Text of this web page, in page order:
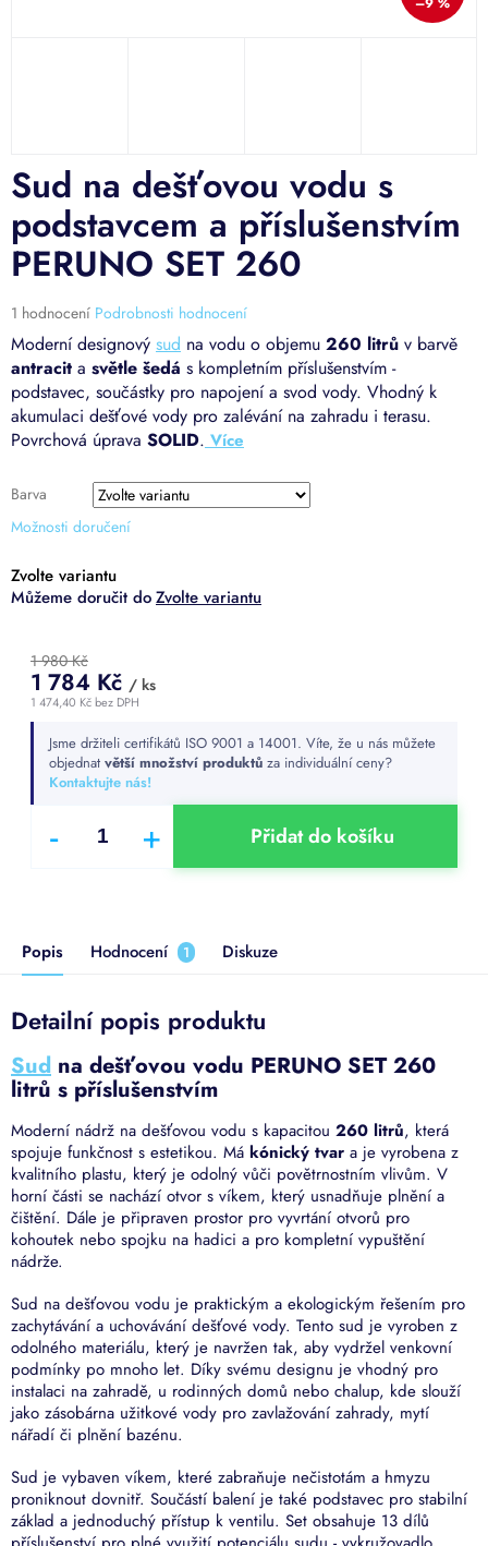
Barva
Možnosti doručení
Moderní designový sud na vodu o objemu 260 litrů v barvě
antracit a světle šedá s kompletním příslušenstvím -
podstavec, součástky pro napojení a svod vody. Vhodný k
akumulaci dešťové vody pro zalévání na zahradu i terasu.
Povrchová úprava SOLID.
Sud na dešťovou vodu s
podstavcem a příslušenstvím
PERUNO SET 260
Průměrné
hodnocení
produktu
je
5,0
z
5
1 hodnocení Podrobnosti hodnocení
Zvolte variantu
Zvolte variantu
1 980 Kč
1 784 Kč / ks
1 474,40 Kč bez DPH
cena:Jsme držiteli certifikátů ISO 9001 a 14001. Víte, že u nás můžete
objednat větší množství produktů za individuální ceny?
Kontaktujte nás!
Přidat do košíku
Popis Hodnocení 1 Diskuze
Detailní popis produktu
Sud na dešťovou vodu PERUNO SET 260
litrů s příslušenstvím
Moderní nádrž na dešťovou vodu s kapacitou 260 litrů, která
spojuje funkčnost s estetikou. Má kónický tvar a je vyrobena z
kvalitního plastu, který je odolný vůči povětrnostním vlivům. V
horní části se nachází otvor s víkem, který usnadňuje plnění a
čištění. Dále je připraven prostor pro vyvrtání otvorů pro
kohoutek nebo spojku na hadici a pro kompletní vypuštění
nádrže.
Sud na dešťovou vodu je praktickým a ekologickým řešením pro
zachytávání a uchovávání dešťové vody. Tento sud je vyroben z
odolného materiálu, který je navržen tak, aby vydržel venkovní
podmínky po mnoho let. Díky svému designu je vhodný pro
instalaci na zahradě, u rodinných domů nebo chalup, kde slouží
jako zásobárna užitkové vody pro zavlažování zahrady, mytí
nářadí či plnění bazénu.
Sud je vybaven víkem, které zabraňuje nečistotám a hmyzu
proniknout dovnitř. Součástí balení je také podstavec pro stabilní
základ a jednoduchý přístup k ventilu. Set obsahuje 13 dílů